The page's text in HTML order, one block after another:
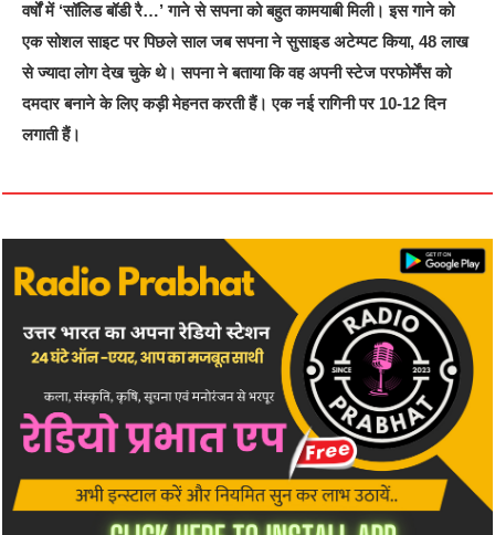
वर्षों में ‘सॉलिड बॉडी रै…’ गाने से सपना को बहुत कामयाबी मिली। इस गाने को
एक सोशल साइट पर पिछले साल जब सपना ने सुसाइड अटेम्पट किया, 48 लाख
से ज्यादा लोग देख चुके थे। सपना ने बताया कि वह अपनी स्टेज परफोर्मेंस को
दमदार बनाने के लिए कड़ी मेहनत करती हैं। एक नई रागिनी पर 10-12 दिन
लगाती हैं।